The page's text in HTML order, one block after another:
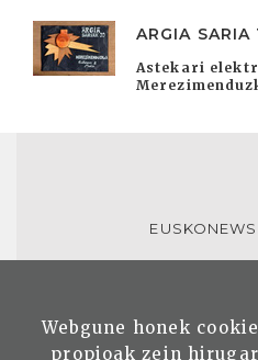
ARGIA SARIA
Astekari
Webgune honek
propioak zein